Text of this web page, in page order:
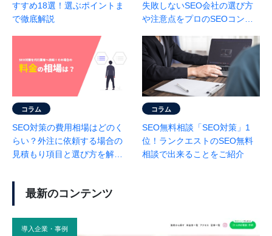
すすめ18選！選ぶポイントま
で徹底解説
失敗しないSEO会社の選び方
や注意点をプロのSEOコンサ
コラム
SEO対策の費用相場はどのく
らい？外注に依頼する場合の
見積もり項目と選び方を解説
コラム
SEO無料相談「SEO対策」1
位！ランクエストのSEO無料
相談で出来ることをご紹介
最新のコンテンツ
導入企業・事例